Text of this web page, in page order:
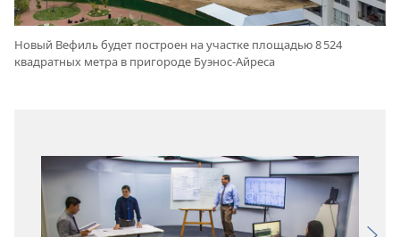
Новый Вефиль будет построен на участке площадью 8 524
квадратных метра в пригороде Буэнос-Айреса